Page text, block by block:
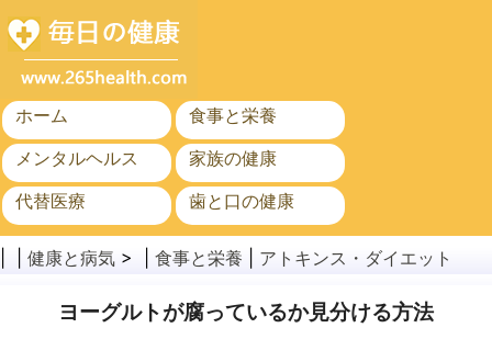
ホーム
食事と栄養
メンタルヘルス
家族の健康
代替医療
歯と口の健康
がん
公衆衛生
健康と病気 > | 食事と栄養 アトキンス・ダイエット
ヨーグルトが腐っているか見分ける方法